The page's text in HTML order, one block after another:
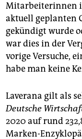
Mitarbeiterinnen
aktuell geplanten
gekündigt wurde
war dies in der
vorige Versuche,
habe man keine
Laverana gilt als
Deutsche
2020 auf rund
Marken-